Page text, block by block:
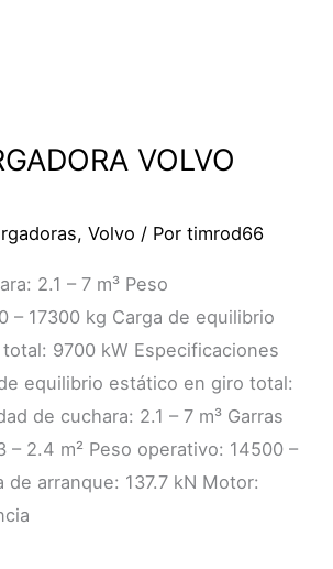
VOLVO
, Volvo / Por timrod66
2.1 – 7 m³ Peso
– 17300 kg Carga de equilibrio
9700 kW Especificaciones
equilibrio estático en giro total:
de cuchara: 2.1 – 7 m³ Garras
– 2.4 m² Peso operativo: 14500 –
de arranque: 137.7 kN Motor: